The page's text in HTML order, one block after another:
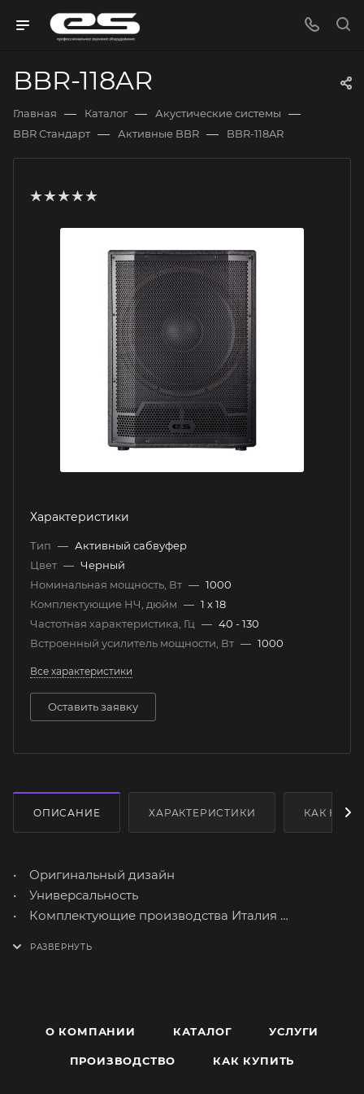
BBR-118AR
Главная — Каталог — Акустические системы —
BBR Стандарт — Активные BBR — BBR-118AR
Характеристики
Тип — Активный сабвуфер
Цвет — Черный
Номинальная мощность, Вт — 1000
Комплектующие НЧ, дюйм — 1 x 18
Частотная характеристика, Гц — 40 - 130
Встроенный усилитель мощности, Вт — 1000
Все характеристики
Оставить заявку
ОПИСАНИЕ ХАРАКТЕРИСТИКИ КАК
• Оригинальный дизайн
• Универсальность
• Комплектующие производства Италия
О КОМПАНИИ КАТАЛОГ УСЛУГИ
ПРОИЗВОДСТВО КАК КУПИТЬ